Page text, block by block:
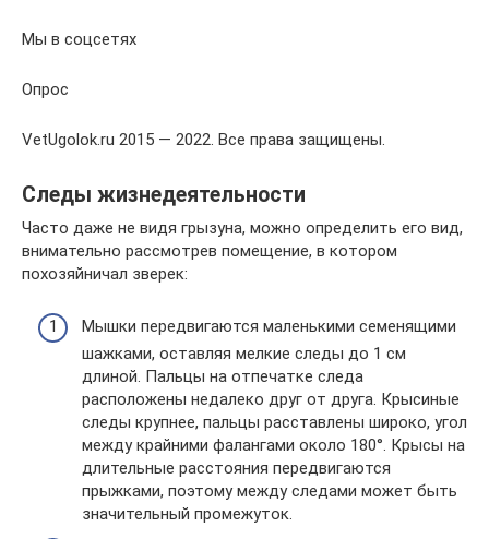
Мы в соцсетях
Опрос
VetUgolok.ru 2015 — 2022. Все права защищены.
Следы жизнедеятельности
Часто даже не видя грызуна, можно определить его вид,
внимательно рассмотрев помещение, в котором
похозяйничал зверек:
Мышки передвигаются маленькими семенящими
шажками, оставляя мелкие следы до 1 см
длиной. Пальцы на отпечатке следа
расположены недалеко друг от друга. Крысиные
следы крупнее, пальцы расставлены широко, угол
между крайними фалангами около 180°. Крысы на
длительные расстояния передвигаются
прыжками, поэтому между следами может быть
значительный промежуток.